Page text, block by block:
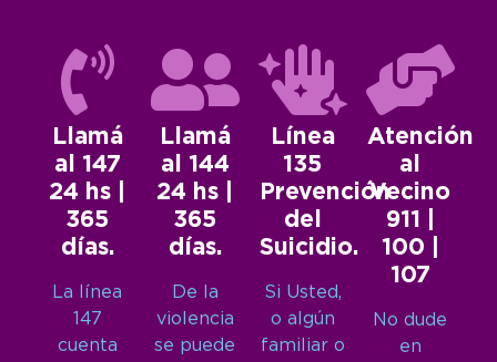
Llamá
al 147
24 hs |
365
días.
La línea
147
cuenta
Llamá
al 144
24 hs |
365
días.
De la
violencia
se puede
Línea
135
Prevención
del
Suicidio.
Si Usted,
o algún
familiar o
Atención
al
Vecino
911 |
100 |
107
No dude
en